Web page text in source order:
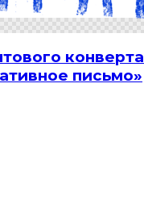
конверта
письмо»